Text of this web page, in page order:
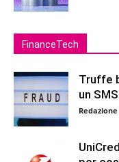
FinanceTech
Truffe
un SMS